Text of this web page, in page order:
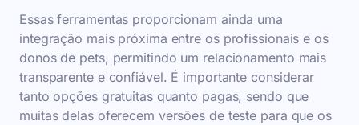
Essas ferramentas proporcionam ainda uma
integração mais próxima entre os profissionais e os
donos de pets, permitindo um relacionamento mais
transparente e confiável. É importante considerar
tanto opções gratuitas quanto pagas, sendo que
muitas delas oferecem versões de teste para que os